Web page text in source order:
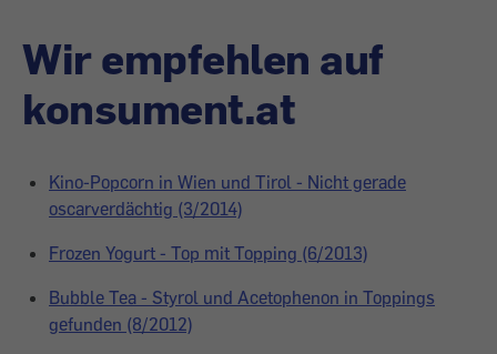
Wir empfehlen auf
konsument.at
Kino-Popcorn in Wien und Tirol - Nicht gerade
oscarverdächtig (3/2014)
Frozen Yogurt - Top mit Topping (6/2013)
Bubble Tea - Styrol und Acetophenon in Toppings
gefunden (8/2012)